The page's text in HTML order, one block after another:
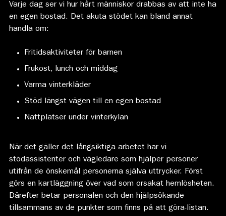
Varje dag ser vi hur hårt människor drabbas av att inte ha
en egen bostad. Det akuta stödet kan bland annat
handla om:
Fritidsaktiviteter för barnen
Frukost, lunch och middag
Varma vinterkläder
Stöd längst vägen till en egen bostad
Nattplatser under vinterkylan
När det gäller det långsiktiga arbetet har vi
stödassistenter och vägledare som hjälper personer
utifrån de önskemål personerna själva uttrycker. Först
görs en kartläggning över vad som orsakat hemlösheten.
Därefter betar personalen och den hjälpsökande
tillsammans av de punkter som finns på att göra-listan.